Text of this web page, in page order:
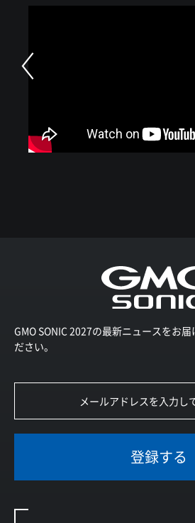
GMO SONIC 2027の最新ニュースをお
ださい。
登録する